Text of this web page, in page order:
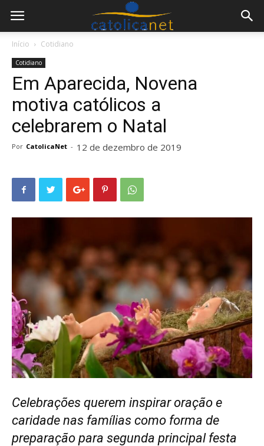
Início Cotidiano
Cotidiano
Em Aparecida, Novena
motiva católicos a
celebrarem o Natal
Por CatolicaNet - 12 de dezembro de 2019
Celebrações querem inspirar oração e
caridade nas famílias como forma de
preparação para segunda principal festa